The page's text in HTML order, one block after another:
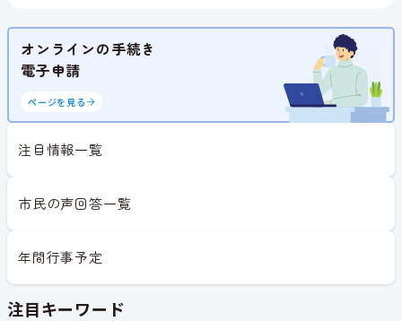
オンラインの手続き
電子申請
ページを見る
注目情報一覧
市民の声回答一覧
年間行事予定
注目キーワード